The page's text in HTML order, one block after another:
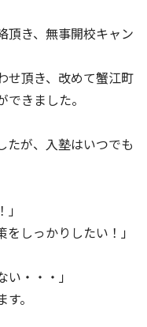
頂き、無事開校キャン
せ頂き、改めて蟹江町
きました。
たが、入塾はいつでも
をしっかりしたい！」
い・・・」
。